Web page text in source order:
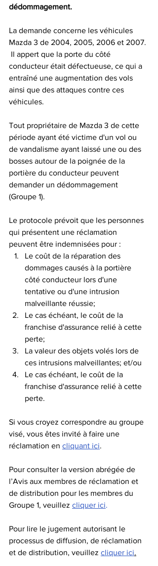
dédommagement.
La demande concerne les véhicules
Mazda 3 de 2004, 2005, 2006 et 2007.
Il appert que la porte du côté
conducteur était défectueuse, ce qui a
entraîné une augmentation des vols
ainsi que des attaques contre ces
véhicules.
Tout propriétaire de Mazda 3 de cette
période ayant été victime d'un vol ou
de vandalisme ayant laissé une ou des
bosses autour de la poignée de la
portière du conducteur peuvent
demander un dédommagement
(Groupe 1).
Le protocole prévoit que les personnes
qui présentent une réclamation
peuvent être indemnisées pour :
Le coût de la réparation des
dommages causés à la portière
côté conducteur lors d'une
tentative ou d'une intrusion
malveillante réussie;
Le cas échéant, le coût de la
franchise d'assurance relié à cette
perte;
La valeur des objets volés lors de
ces intrusions malveillantes; et/ou
Le cas échéant, le coût de la
franchise d'assurance relié à cette
perte.
Si vous croyez correspondre au groupe
visé, vous êtes invité à faire une
réclamation en cliquant ici.
Pour consulter la version abrégée de
l’Avis aux membres de réclamation et
de distribution pour les membres du
Groupe 1, veuillez cliquer ici.
Pour lire le jugement autorisant le
processus de diffusion, de réclamation
et de distribution, veuillez cliquer ici.